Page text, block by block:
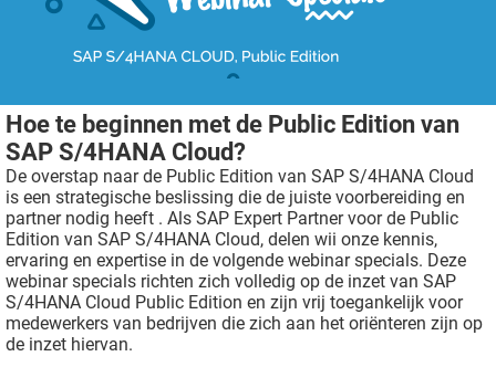
Hoe te beginnen met de Public Edition van
SAP S/4HANA Cloud?
De overstap naar de Public Edition van SAP S/4HANA Cloud
is een strategische beslissing die de juiste voorbereiding en
partner nodig heeft . Als SAP Expert Partner voor de Public
Edition van SAP S/4HANA Cloud, delen wii onze kennis,
ervaring en expertise in de volgende webinar specials. Deze
webinar specials richten zich volledig op de inzet van SAP
S/4HANA Cloud Public Edition en zijn vrij toegankelijk voor
medewerkers van bedrijven die zich aan het oriënteren zijn op
de inzet hiervan.